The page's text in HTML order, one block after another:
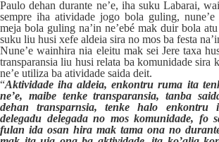
Paulo dehan durante ne’e, iha suku Labarai,
sempre iha atividade jogo bola guling,
meja bola guling na’in ne’ebé mak duir bola
suku liu husi xefe aldeia sira no mos ba festa
Nune’e wainhira nia eleitu mak sei Jere taxa
transparansia liu husi relata ba komunidade sira
ne’e utiliza ba atividade saida deit.
“Aktividade iha aldeia, enkontru ruma ita
ne’e, maibe tenke transparansia, tanba
dehan transparnsia, tenke halo enkontru
delegadu delegada no mos komunidade, fo
fulan ida osan hira mak tama ona no